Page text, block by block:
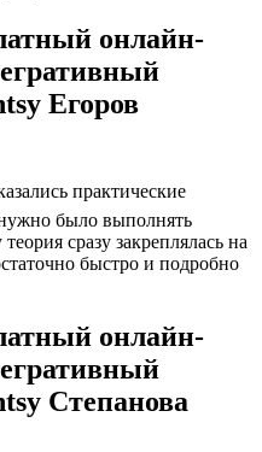
онлайн-
Егоров
практические
было выполнять
сразу закреплялась на
быстро и подробно
онлайн-
Степанова